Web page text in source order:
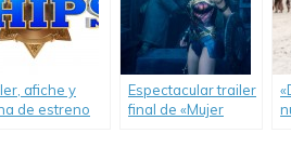
afiche y
de estreno
Espectacular trailer
final de «Mujer